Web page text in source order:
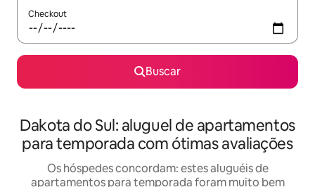
Checkout
Buscar
Dakota do Sul: aluguel de apartamentos
para temporada com ótimas avaliações
Os hóspedes concordam: estes aluguéis de
apartamentos para temporada foram muito bem